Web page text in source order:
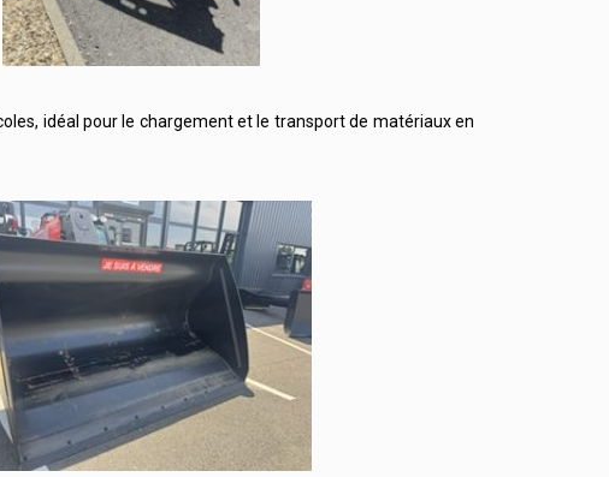
idéal pour le chargement et le transport de matériaux en